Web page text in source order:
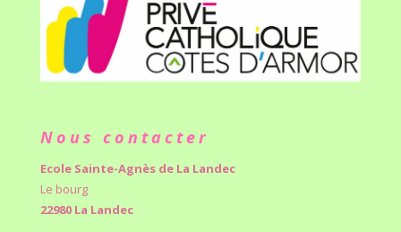
Nous contacter
Ecole Sainte-Agnès de La Landec
Le bourg
22980 La Landec